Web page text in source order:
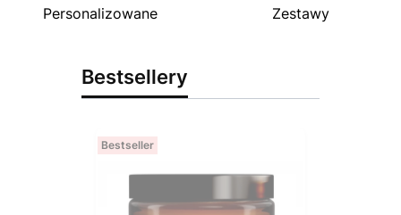
Personalizowane Zestawy
Bestsellery
Bestseller